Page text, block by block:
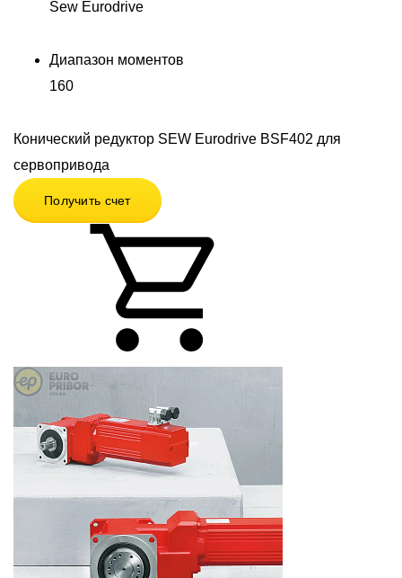
Sew Eurodrive
Диапазон моментов
160
Конический редуктор SEW Eurodrive BSF402 для
сервопривода
Получить счет